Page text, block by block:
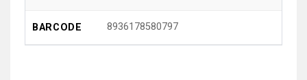
BARCODE 8936178580797